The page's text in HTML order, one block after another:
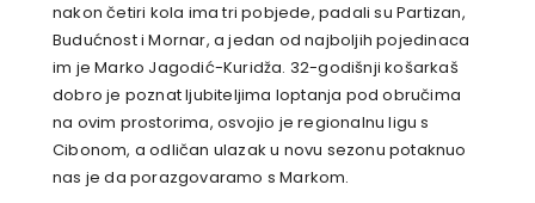
nakon četiri kola ima tri pobjede, padali su Partizan,
Budućnost i Mornar, a jedan od najboljih pojedinaca
im je Marko Jagodić-Kuridža. 32-godišnji košarkaš
dobro je poznat ljubiteljima loptanja pod obručima
na ovim prostorima, osvojio je regionalnu ligu s
Cibonom, a odličan ulazak u novu sezonu potaknuo
nas je da porazgovaramo s Markom.